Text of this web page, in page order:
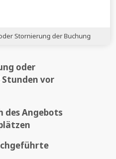
Stornierung der Buchung
oder
Stunden vor
des Angebots